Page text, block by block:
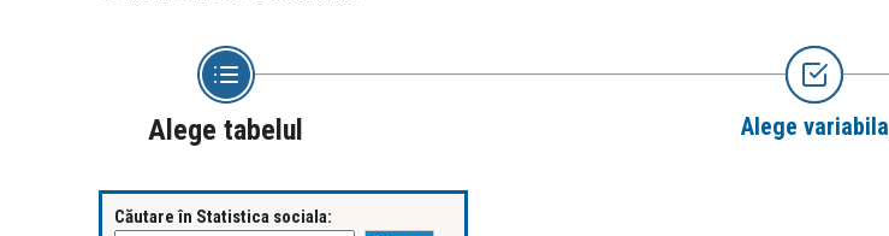
Alege tabelul Alege variabila
Căutare în Statistica sociala: